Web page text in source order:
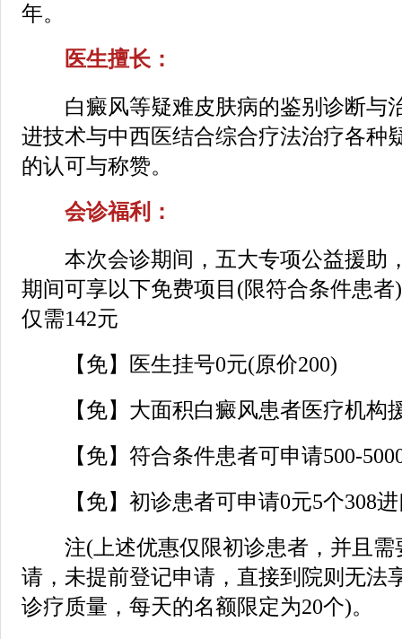
年。
医生擅长：
白癜风等疑难皮肤病的鉴别诊断与
进技术与中西医结合综合疗法治疗各种
的认可与称赞。
会诊福利：
本次会诊期间，五大专项公益援助
期间可享以下免费项目(限符合条件
仅需142元
【免】医生挂号0元(原价200)
【免】大面积白癜风患者医疗机构
【免】符合条件患者可申请500-
【免】初诊患者可申请0元5个308进
注(上述优惠仅限初诊患者，并且需
请，未提前登记申请，直接到院则无法
诊疗质量，每天的名额限定为20个)。